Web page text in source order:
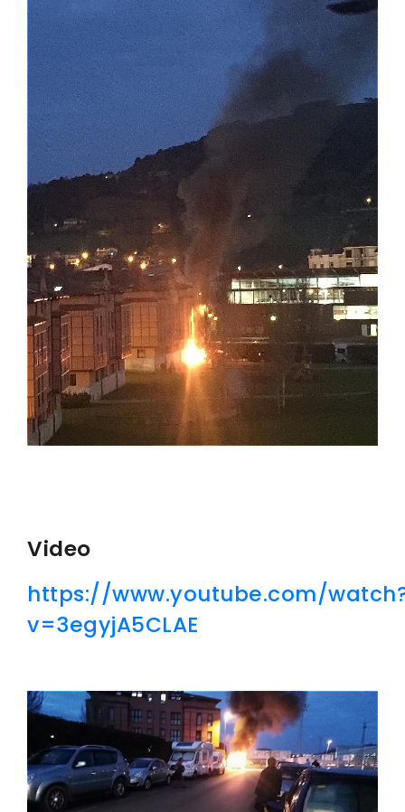
Video
https://www.youtube.com/
v=3egyjA5CLAE